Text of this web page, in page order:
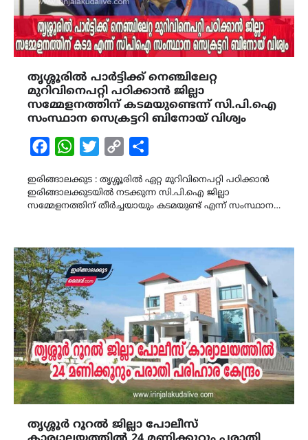
തൃശ്ശൂരിൽ പാർട്ടിക്ക് നെഞ്ചിലേറ്റ
മുറിവിനെപറ്റി പഠിക്കാൻ ജില്ലാ
സമ്മേളനത്തിന് കടമയുണ്ടെന്ന് സി.പി.ഐ
സംസ്ഥാന സെക്രട്ടറി ബിനോയ് വിശ്വം
FacebookWhatsAppTwitterCopy
ഇരിങ്ങാലക്കുട : തൃശ്ശൂരിൽ ഏറ്റ മുറിവിനെപറ്റി പഠിക്കാൻ
ഇരിങ്ങാലക്കുടയിൽ നടക്കുന്ന സി.പി.ഐ ജില്ലാ
സമ്മേളനത്തിന് തീർച്ചയായും കടമയുണ്ട് എന്ന് സംസ്ഥാന…
തൃശ്ശൂർ റൂറൽ ജില്ലാ പോലീസ്